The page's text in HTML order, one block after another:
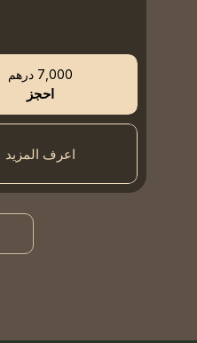
اعرف المزيد
7,000 درهم
احجز